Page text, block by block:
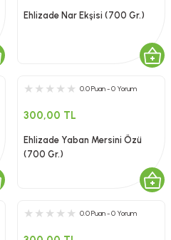
Ehlizade Nar Ekşisi (700 Gr.)
0.0 Puan - 0 Yorum
300,00 TL
Ehlizade Yaban Mersini Özü
(700 Gr.)
0.0 Puan - 0 Yorum